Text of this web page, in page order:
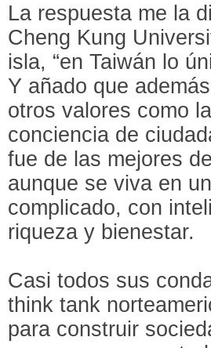
La respuesta me la
Cheng Kung
isla, “en Taiwán lo
Y añado que
otros valores como
conciencia de
fue de las mejores
aunque se viva en
complicado, con
riqueza y bienestar.
Casi todos sus
think tank
para construir